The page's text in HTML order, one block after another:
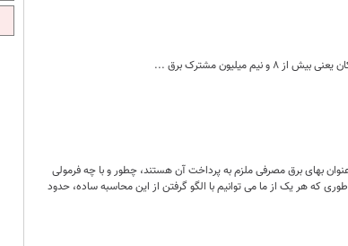
بهای برق مصرفی ملزم به پرداخت آن هستند، چطور و با چه فرمولی
که هر یک از ما می توانیم با الگو گرفتن از این محاسبه ساده، حدود